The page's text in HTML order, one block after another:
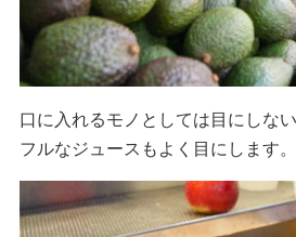
口に入れるモノとしては目にしな
フルなジュースもよく目にします。